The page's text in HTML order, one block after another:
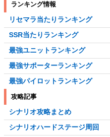
ランキング情報
リセマラ当たりランキング
SSR当たりランキング
最強ユニットランキング
最強サポーターランキング
最強パイロットランキング
攻略記事
シナリオ攻略まとめ
シナリオハードステージ周回